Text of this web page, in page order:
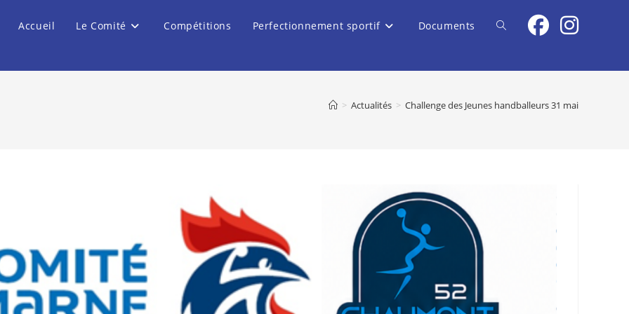
Accueil Le Comité Compétitions Perfectionnement sportif Documents Toggle
> Actualités > Challenge des Jeunes handballeurs 31 mai